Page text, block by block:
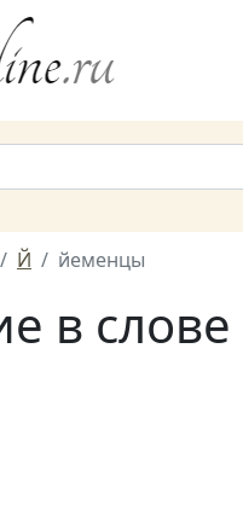
Й йеменцы
в